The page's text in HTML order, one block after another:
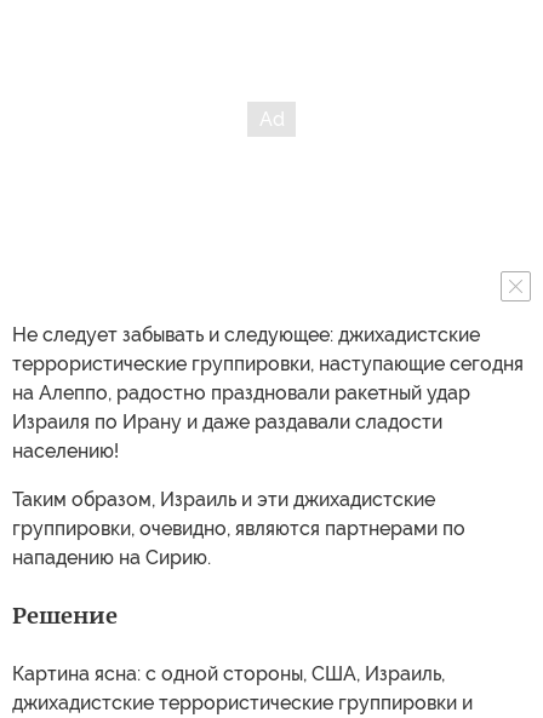
Не следует забывать и следующее: джихадистские
террористические группировки, наступающие сегодня
на Алеппо, радостно праздновали ракетный удар
Израиля по Ирану и даже раздавали сладости
населению!
Таким образом, Израиль и эти джихадистские
группировки, очевидно, являются партнерами по
нападению на Сирию.
Решение
Картина ясна: с одной стороны, США, Израиль,
джихадистские террористические группировки и